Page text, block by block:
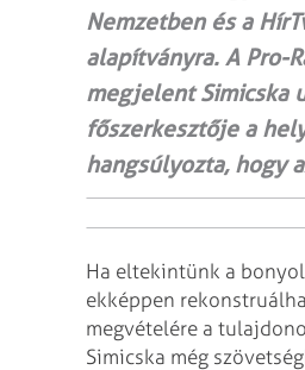
Nemzetben és a
alapítványra. A Pro-
megjelent Simicska
főszerkesztője a
hangsúlyozta, hogy
Ha eltekintünk a
ekképpen
megvételére a
Simicska még